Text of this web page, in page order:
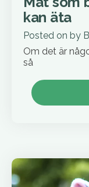
kan äta
Posted on by
Om det är
så